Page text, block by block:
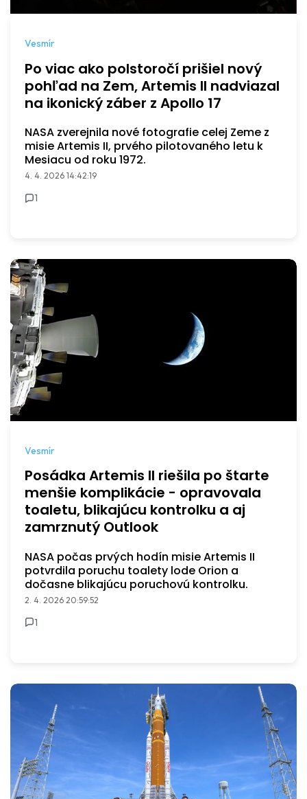
Vesmír
Po viac ako polstoročí prišiel nový
pohľad na Zem, Artemis II nadviazal
na ikonický záber z Apollo 17
NASA zverejnila nové fotografie celej Zeme z
misie Artemis II, prvého pilotovaného letu k
Mesiacu od roku 1972.
4. 4. 2026 14:42:19
1
Vesmír
Posádka Artemis II riešila po štarte
menšie komplikácie - opravovala
toaletu, blikajúcu kontrolku a aj
zamrznutý Outlook
NASA počas prvých hodín misie Artemis II
potvrdila poruchu toalety lode Orion a
dočasne blikajúcu poruchovú kontrolku.
2. 4. 2026 20:59:52
1